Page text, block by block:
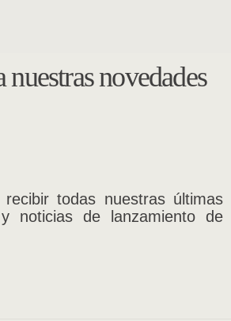
nuestras novedades
todas nuestras últimas
y noticias de lanzamiento de